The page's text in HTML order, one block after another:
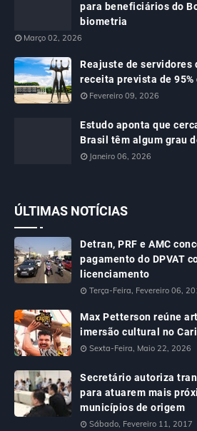
para beneficiários do
biometria
Março 02, 2026
Reajuste de servidores
receita prevista de
Fevereiro 09, 2026
Estudo aponta que
Brasil têm algum grau
Janeiro 06, 2026
ÚLTIMAS NOTÍCIAS
Detran, PRF e AMC
pagamento do DPVAT
licenciamento
Terça-Feira, Fevereiro 06,
Max Petterson reúne
imersão cultural no
Sexta-Feira, Maio 22, 2026
Secretário autoriza
para atuarem mais
municípios de origem
Sábado, Fevereiro 11, 2017